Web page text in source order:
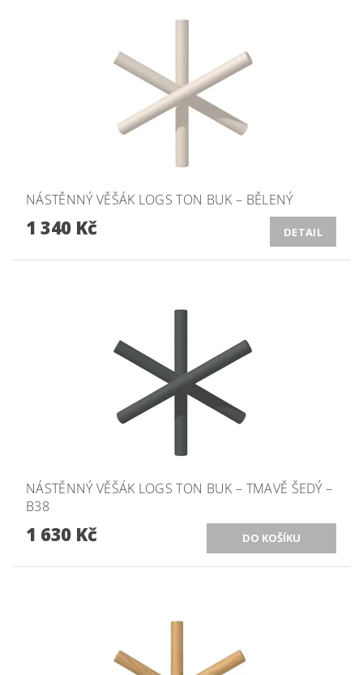
NÁSTĚNNÝ VĚŠÁK LOGS TON BUK – BĚLENÝ
1 340 Kč DETAIL
NÁSTĚNNÝ VĚŠÁK LOGS TON BUK – TMAVĚ ŠEDÝ –
B38
1 630 Kč